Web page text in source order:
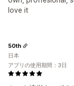
love it
50th
日本
アプリの使用期間：3日